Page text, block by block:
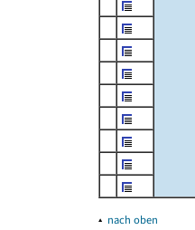
▴ nach oben